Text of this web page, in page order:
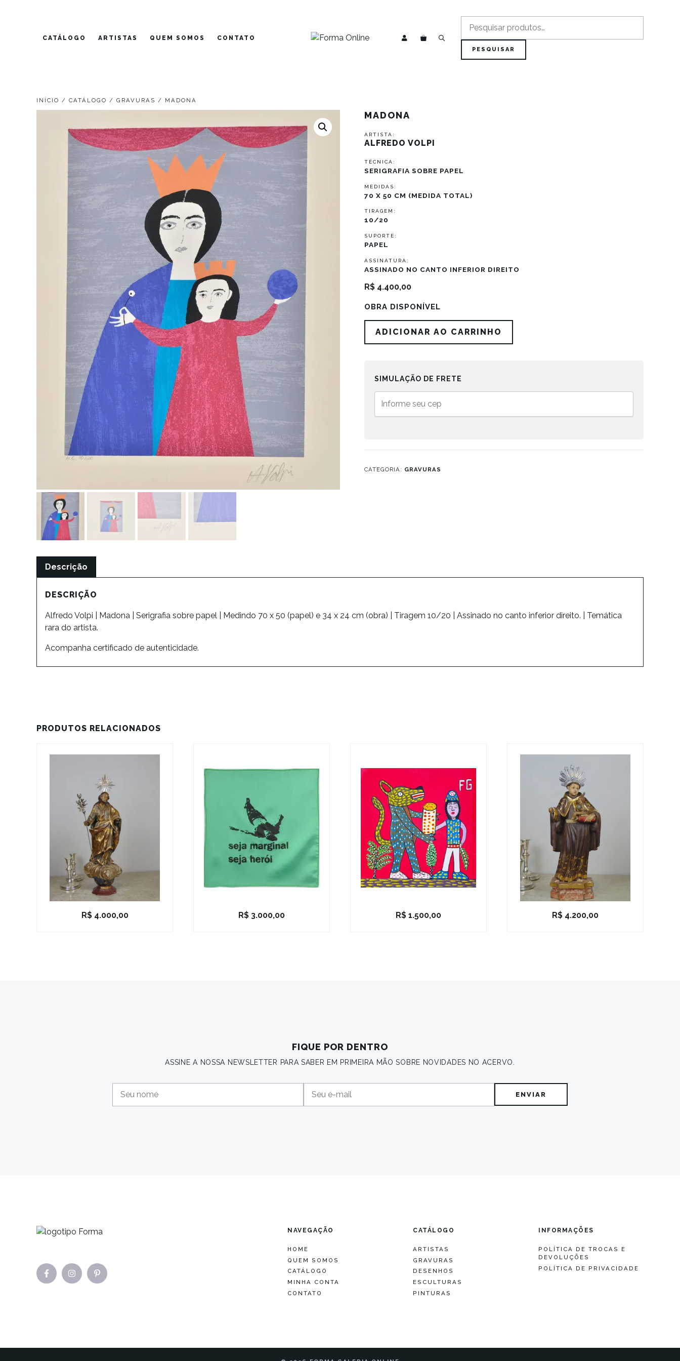
CATÁLOGO ARTISTAS QUEM SOMOS CONTATO
por:
PESQUISAR
INÍCIO / CATÁLOGO / GRAVURAS / MADONA
MADONA
ARTISTA:
ALFREDO VOLPI
TÉCNICA:
SERIGRAFIA SOBRE PAPEL
MEDIDAS:
70 X 50 CM (MEDIDA TOTAL)
TIRAGEM:
10/20
SUPORTE:
PAPEL
ASSINATURA:
ASSINADO NO CANTO INFERIOR DIREITO
R$ 4.400,00
OBRA DISPONÍVEL
quantidade
ADICIONAR AO CARRINHO
SIMULAÇÃO DE FRETE
CATEGORIA: GRAVURAS
Descrição
DESCRIÇÃO
Alfredo Volpi | Madona | Serigrafia sobre papel | Medindo 70 x 50 (papel) e 34 x 24 cm (obra) | Tiragem 10/20 | Assinado no canto inferior direito. | Temática
rara do artista.
Acompanha certificado de autenticidade.
PRODUTOS RELACIONADOS
R$4.000,00 R$ 3.000,00 R$ 1.500,00 R$ 4.200,00
FIQUE POR DENTRO
ASSINE A NOSSA NEWSLETTER PARA SABER EM PRIMEIRA MÃO SOBRE NOVIDADES NO ACERVO.
NAVEGAÇÃO
HOME
QUEM SOMOS
CATÁLOGO
MINHA CONTA
CONTATO
CATÁLOGO
ARTISTAS
GRAVURAS
DESENHOS
ESCULTURAS
PINTURAS
INFORMAÇÕES
POLÍTICA DE TROCAS E
DEVOLUÇÕES
POLÍTICA DE PRIVACIDADE